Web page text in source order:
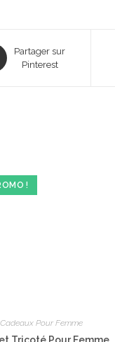
Partager sur
Pinterest
!
Cadeaux Pour Femme